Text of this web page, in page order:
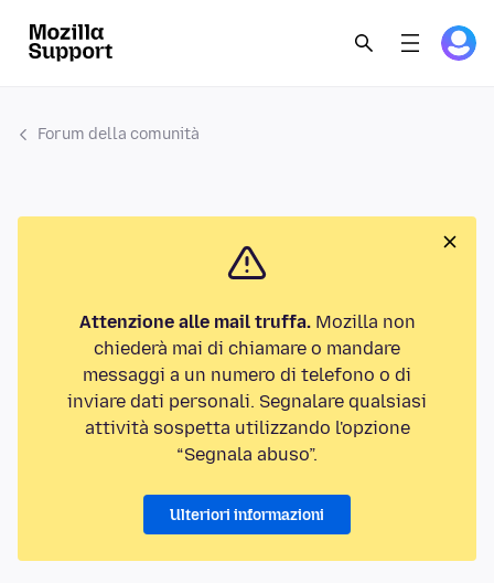
Forum della comunità
Attenzione alle mail truffa.Mozilla non
chiederà mai di chiamare o mandare
messaggi a un numero di telefono o di
inviare dati personali. Segnalare qualsiasi
attività sospetta utilizzando l'opzione
“Segnala abuso”.
Ulteriori informazioni